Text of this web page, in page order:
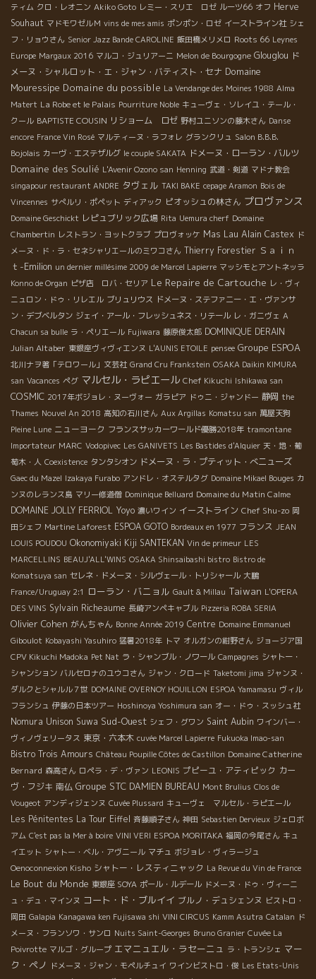
ティム クロ・レオニン Akiko Goto レミー・スリエ ロゼ ルーツ66 オフ Herve
Souhaut マドモワゼルＭ vins de mes amis ポンポン・ロゼ イーストライン社 シェ
フ・リョウさん Senior Jazz Bande CAROLINE 飯田橋メリメロ Roots 66 Leynes
Europe Margaux 2016 マルコ・ジュリアーニ Melon de Bourgogne Glouglou ド
メーヌ・シャルロット・エ・ジャン・バティスト・セナ Domaine
Mouressipe Domaine du possible La Vendange des Moines 1988 Alma
Matert La Robe et le Palais Pourriture Noble キューヴェ・ソレイユ・テール・
クール BAPTISTE COUSIN リショーム ロゼ 野村ユニソンの藤木さん Danse
encore France Vin Rosé マルティーヌ・ラフォレ グランクリュ Salon B.B.B.
Bojolais カーヴ・エステザルグ le couple SAKATA ドメーヌ・ローラン・バルツ
Domaine des Soulié L'Avenir Ozono san Henning 武道・剣道 マドナ教会
singapour restaurant ANDRE タヴェル TAKI BAKE cepage Aramon Bois de
Vincennes サぺルリ・ポペット ディアック ピオッシュの林さん プロヴァンス
Domaine Geschickt レピュブリック広場 Rita Uemura cherf Domaine
Chambertin レストラン・ヨットクラブ プロヴォッケ Mas Lau Alain Castex ド
メーヌ・ド・ラ・セネシャリエールのミワコさん Thierry Forestier Ｓａｉｎ
ｔ-Emilion un dernier millésime 2009 de Marcel Lapierre マッシモとアントネッラ
Konno de Organ ピザ店 ロバ・セリア Le Repaire de Cartouche レ・ヴィ
ニュロン・ドゥ・リレエル ブリュリウス ドメーヌ・ステファニー・エ・ヴァンサ
ン・デブベルタン ジェイ・アール・フレッシュネス・リテール レ・ガニヴェ A
Chacun sa bulle ラ・ペリエール Fujiwara 藤原俊太郎 DOMINIQUE DERAIN
Julian Altaber 東銀座ヴィヴィエンヌ L'AUNIS ETOILE pensee Groupe ESPOA
北川ナヲ著「テロワール」文芸社 Grand Cru Frankstein OSAKA Daikin KIMURA
san Vacances ペグ マルセル・ラピエール Chef Kikuchi Ishikawa san
COSMIC 2017年ボジョレ・ヌーヴォー ガラピア ドゥニ・ジャンドー 静岡 the
Thames Nouvel An 2018 高知の石川さん Aux Argillas Komatsu san 萬屋天狗
Pleine Lune ニューヨーク フランスサッカーワールド優勝2018年 tramontane
Importateur MARC Vodopivec Les GANIVETS Les Bastides d'Alquier 天・地・葡
萄木・人 Coexistence タンタシオン ドメーヌ・ラ・プティット・べニューズ
Gaec du Mazel Izakaya Furabo アンドレ・オステルタグ Domaine Mikael Bouges カ
ンヌのレランス島 マリー修道僧 Dominique Belluard Domaine du Matin Calme
DOMAINE JOLLY FERRIOL Yoyo 濃いワイン イーストライン Chef Shu-zo 岡
田シェフ Martine Laforest ESPOA GOTO Bordeaux en 1977 フランス JEAN
LOUIS POUDOU Okonomiyaki Kiji SANTEKAN Vin de primeur LES
MARCELLINS BEAUJ'ALL'WINS OSAKA Shinsaibashi bistro Bistro de
Komatsuya san セレネ・ドメーヌ・シルヴェール・トリシャール 大鵬
France/Uruguay 2:1 ローラン・バニョル Gault & Millau Taiwan L'OPERA
DES VINS Sylvain Richeaume 長崎アンペキャブル Pizzeria ROBA SERIA
Olivier Cohen がんちゃん Bonne Année 2019 Centre Domaine Emmanuel
Giboulot Kobayashi Yasuhiro 猛暑2018年 トマ オルガンの紺野さん ジョージア国
CPV Kikuchi Madoka Pet Nat ラ・シャンブル・ノワール Campagnes シャトー・
シャンション バルセロナのユウコさん ジャン・クロード Taketomi jima ジャンヌ・
ダルクとシャルル７世 DOMAINE OVERNOY HOUILLON ESPOA Yamamasu ヴィル
フランシュ 伊藤の日本ツアー Hoshinoya Yoshimura san オー・ドゥ・スッシュ社
Nomura Unison Suwa Sud-Ouest シェフ・グワン Saint Aubin ワインバー・
ヴィノヴェリータス 東京・六本木 cuvée Marcel Lapierre Fukuoka Imao-san
Bistro Trois Amours Château Poupille Côtes de Castillon Domaine Catherine
Bernard 森高さん ロペラ・デ・ヴァン LEONIS プピーユ・アティピック カー
ヴ・フジキ 南仏 Groupe STC DAMIEN BUREAU Mont Brulius Clos de
Vougeot アンディジェンヌ Cuvée Plussard キューヴェ マルセル・ラピエール
Les Pénitentes La Tour Eiffel 斉藤順子さん 神田 Sebastien Dervieux ジェロボ
アム C'est pas la Mer à boire VINI VERI ESPOA MORITAKA 福岡の今尾さん キュ
イエット シャトー・ベル・アヴニール マチュ ボジョレ・ヴィラージュ
Oenoconnexion Kisho シャトー・レスティニャック La Revue du Vin de France
Le Bout du Monde 東銀座 SOYA ポール・ルデール ドメーヌ・ドゥ・ヴィーニ
ュ・デュ・マインヌ コート・ド・ブルイイ ブルノ・デュシェンヌ ビストロ・
岡田 Galapia Kanagawa ken Fujisawa shi VINI CIRCUS Kamm Asutra Catalan ド
メーヌ・フランソワ・サンロ Nuits Saint-Georges Bruno Granier Cuvée La
Poivrotte マルゴ・グループ エマニュエル・ラセーニュ ラ・トランシェ マー
ク・ペノ ドメーヌ・ジャン・モペルチュイ ワインビストロ・俊 Les Etats-Unis